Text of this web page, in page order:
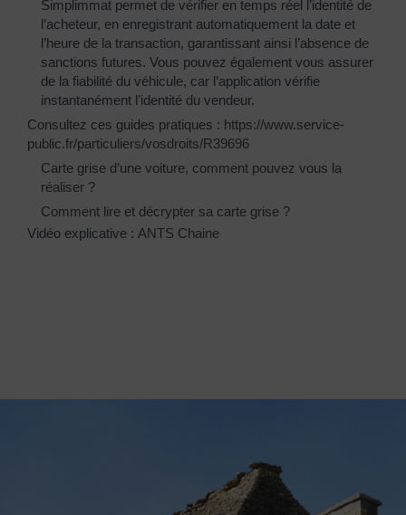
Simplimmat permet de vérifier en temps réel l’identité de
l’acheteur, en enregistrant automatiquement la date et
l’heure de la transaction, garantissant ainsi l’absence de
sanctions futures. Vous pouvez également vous assurer
de la fiabilité du véhicule, car l’application vérifie
instantanément l’identité du vendeur.
Consultez ces guides pratiques : https://www.service-
public.fr/particuliers/vosdroits/R39696
Carte grise d’une voiture, comment pouvez vous la
réaliser ?
Comment lire et décrypter sa carte grise ?
Vidéo explicative : ANTS Chaine